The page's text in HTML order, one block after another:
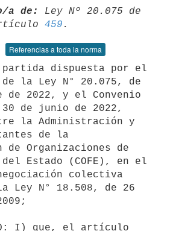
a de:
Ley Nº 20.075 de
459
Referencias a toda la norma
la Ley N° 20.075, de
de 2022, y el Convenio
de junio de 2022,
la Administración y
de la
de Organizaciones de
Estado (COFE), en el
colectiva
Ley N° 18.508, de 26